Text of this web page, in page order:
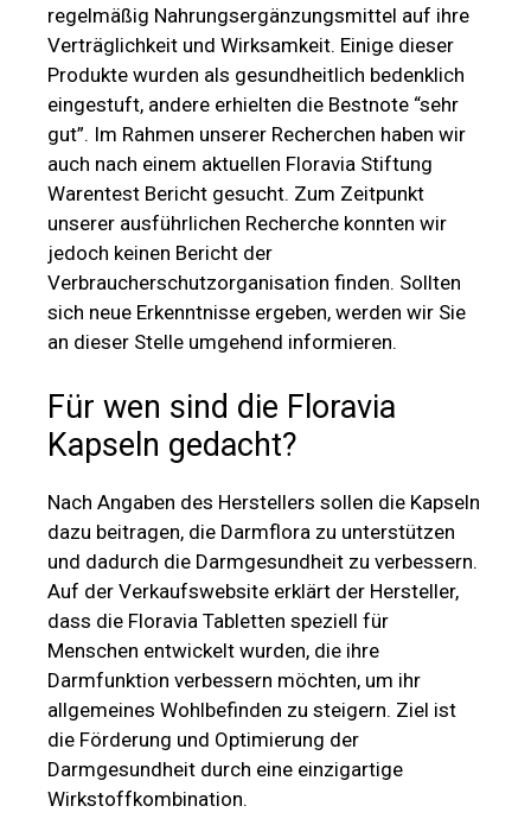
regelmäßig Nahrungsergänzungsmittel auf ihre
Verträglichkeit und Wirksamkeit. Einige dieser
Produkte wurden als gesundheitlich bedenklich
eingestuft, andere erhielten die Bestnote “sehr
gut”. Im Rahmen unserer Recherchen haben wir
auch nach einem aktuellen Floravia Stiftung
Warentest Bericht gesucht. Zum Zeitpunkt
unserer ausführlichen Recherche konnten wir
jedoch keinen Bericht der
Verbraucherschutzorganisation finden. Sollten
sich neue Erkenntnisse ergeben, werden wir Sie
an dieser Stelle umgehend informieren.
Für wen sind die Floravia
Kapseln gedacht?
Nach Angaben des Herstellers sollen die Kapseln
dazu beitragen, die Darmflora zu unterstützen
und dadurch die Darmgesundheit zu verbessern.
Auf der Verkaufswebsite erklärt der Hersteller,
dass die Floravia Tabletten speziell für
Menschen entwickelt wurden, die ihre
Darmfunktion verbessern möchten, um ihr
allgemeines Wohlbefinden zu steigern. Ziel ist
die Förderung und Optimierung der
Darmgesundheit durch eine einzigartige
Wirkstoffkombination.